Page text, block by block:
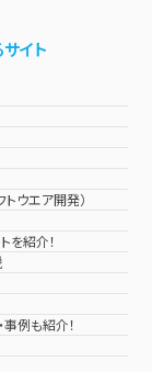
イト
ウエア開発）
を紹介！
例も紹介！